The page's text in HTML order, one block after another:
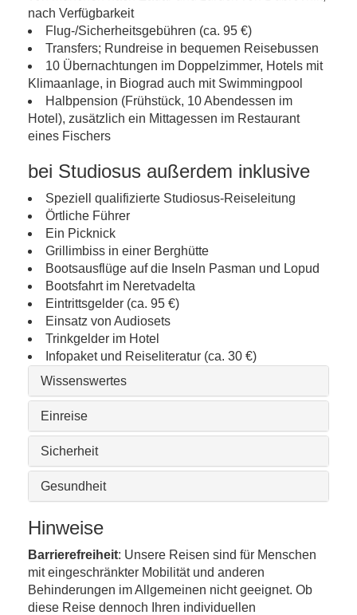
nach Verfügbarkeit
Flug-/Sicherheitsgebühren (ca. 95 €)
Transfers; Rundreise in bequemen Reisebussen
10 Übernachtungen im Doppelzimmer, Hotels mit
Klimaanlage, in Biograd auch mit Swimmingpool
Halbpension (Frühstück, 10 Abendessen im
Hotel), zusätzlich ein Mittagessen im Restaurant
eines Fischers
bei Studiosus außerdem inklusive
Speziell qualifizierte Studiosus-Reiseleitung
Örtliche Führer
Ein Picknick
Grillimbiss in einer Berghütte
Bootsausflüge auf die Inseln Pasman und Lopud
Bootsfahrt im Neretvadelta
Eintrittsgelder (ca. 95 €)
Einsatz von Audiosets
Trinkgelder im Hotel
Infopaket und Reiseliteratur (ca. 30 €)
Wissenswertes
Einreise
Sicherheit
Gesundheit
Hinweise
Barrierefreiheit: Unsere Reisen sind für Menschen
mit eingeschränkter Mobilität und anderen
Behinderungen im Allgemeinen nicht geeignet. Ob
diese Reise dennoch Ihren individuellen